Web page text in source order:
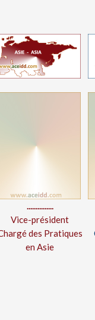
...............
Vice-président
des Pratiques
en Asie